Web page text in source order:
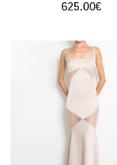
625.00€